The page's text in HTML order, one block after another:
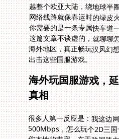
出击这些国服游戏。
海外玩国服游戏，
真相
很多人第一反应是：我这边
500Mbps，怎么玩个2D三国
你本地的带宽，在于跨国路
据包要经过十几个中转节点
晚高峰，国际出口带宽被视
据包优先权最低。更坑的是
端口的流量。你花高价办的
不上劲。汉风幻想三国OL这
要求不高，但PVP时一个延
说美国玩家玩无畏契约这种
种射击游戏，毫秒级的延迟
靠谱，它们的服务器是共享